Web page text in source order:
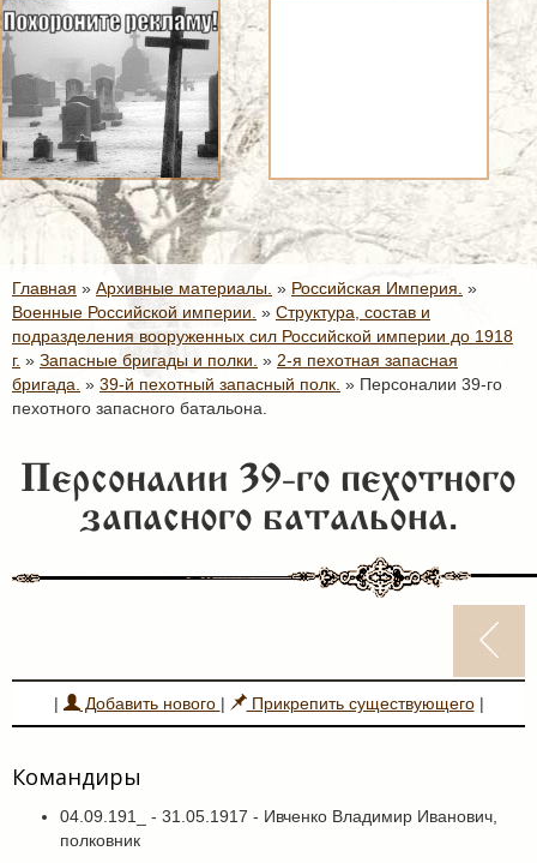
Главная » Архивные материалы. » Российская Империя. »
Военные Российской империи. » Структура, состав и
подразделения вооруженных сил Российской империи до 1918
г. » Запасные бригады и полки. » 2-я пехотная запасная
бригада. » 39-й пехотный запасный полк. » Персоналии 39-го
пехотного запасного батальона.
Персоналии 39-го пехотного
запасного батальона.
| Добавить нового | Прикрепить существующего|
Командиры
04.09.191_ - 31.05.1917 - Ивченко Владимир Иванович,
полковник